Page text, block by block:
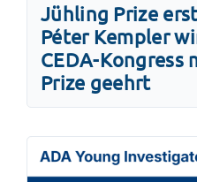
Jühling Prize
Péter Kempler
CEDA-Kongress
Prize geehrt